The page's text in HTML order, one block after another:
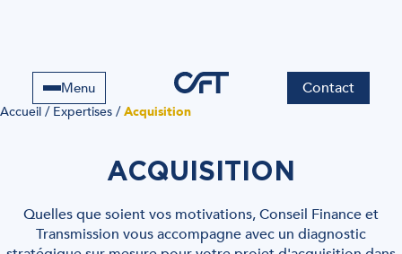
Menu Contact
Accueil / Expertises /Acquisition
ACQUISITION
Quelles que soient vos motivations, Conseil Finance et
Transmission vous accompagne avec un diagnostic